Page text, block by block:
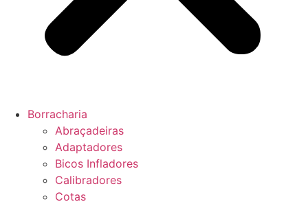
Borracharia
Abraçadeiras
Adaptadores
Bicos Infladores
Calibradores
Cotas